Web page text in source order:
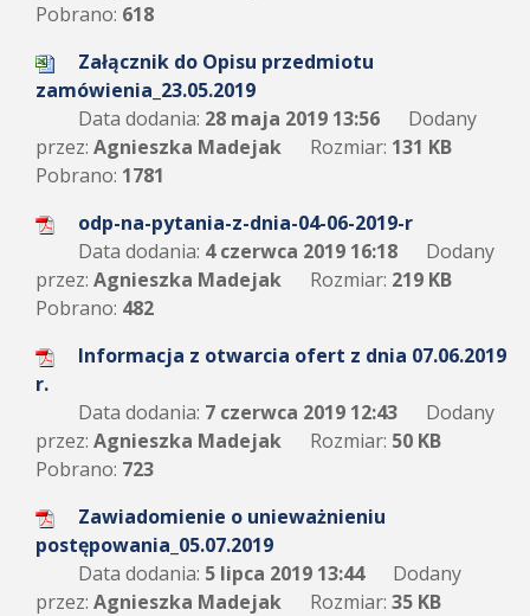
Pobrano: 618
Załącznik do Opisu przedmiotu
zamówienia_23.05.2019
Data dodania: 28 maja 2019 13:56
Dodany
przez: Agnieszka Madejak Rozmiar: 131 KB
Pobrano: 1781
odp-na-pytania-z-dnia-04-06-2019-r
Data dodania: 4 czerwca 2019 16:18
Dodany
przez: Agnieszka Madejak Rozmiar: 219 KB
Pobrano: 482
Informacja z otwarcia ofert z dnia 07.06.2019
r.
Data dodania: 7 czerwca 2019 12:43
Dodany
przez: Agnieszka Madejak Rozmiar: 50 KB
Pobrano: 723
Zawiadomienie o unieważnieniu
postępowania_05.07.2019
Data dodania: 5 lipca 2019 13:44
Dodany
przez: Agnieszka Madejak Rozmiar: 35 KB